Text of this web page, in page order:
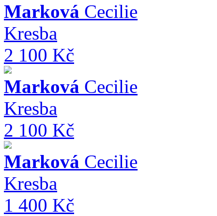
Marková Cecilie
Kresba
2 100 Kč
Marková Cecilie
Kresba
2 100 Kč
Marková Cecilie
Kresba
1 400 Kč